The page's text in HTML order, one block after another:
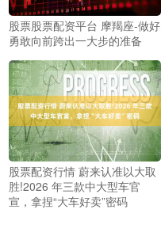
股票股票配资平台 摩羯座-做好
勇敢向前跨出一大步的准备
股票配资行情 蔚来认准以大取
胜!2026 年三款中大型车官
宣，拿捏“大车好卖”密码